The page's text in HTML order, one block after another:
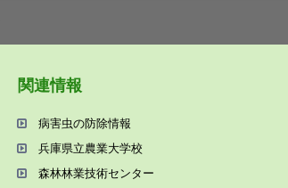
関連情報
病害⾍の防除情報
兵庫県⽴農業⼤学校
森林林業技術センター